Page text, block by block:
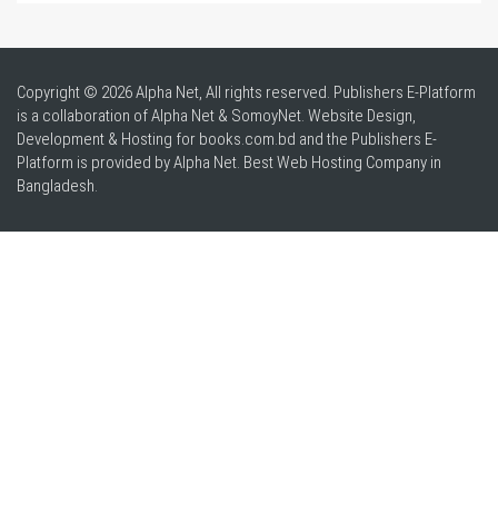
Copyright © 2026 Alpha Net, All rights reserved. Publishers E-Platform
is a collaboration of Alpha Net & SomoyNet. Website Design,
Development & Hosting for books.com.bd and the Publishers E-
Platform is provided by Alpha Net. BestWeb Hosting Company in
Bangladesh.